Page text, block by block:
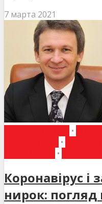
7 марта 2021
•
•
•
Коронавірус і
нирок: погляд